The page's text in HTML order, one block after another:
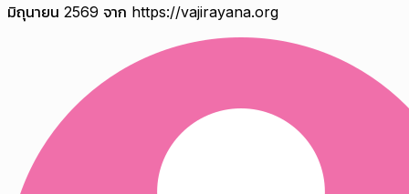
มิถุนายน 2569 จาก https://vajirayana.org